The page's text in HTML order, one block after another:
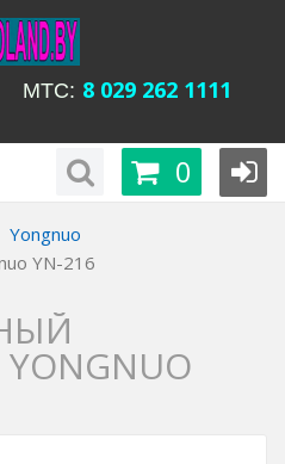
MTC: 8 029 262 1111
54:будни с 15-00 до
вс вых
0
Yongnuo
YN-216